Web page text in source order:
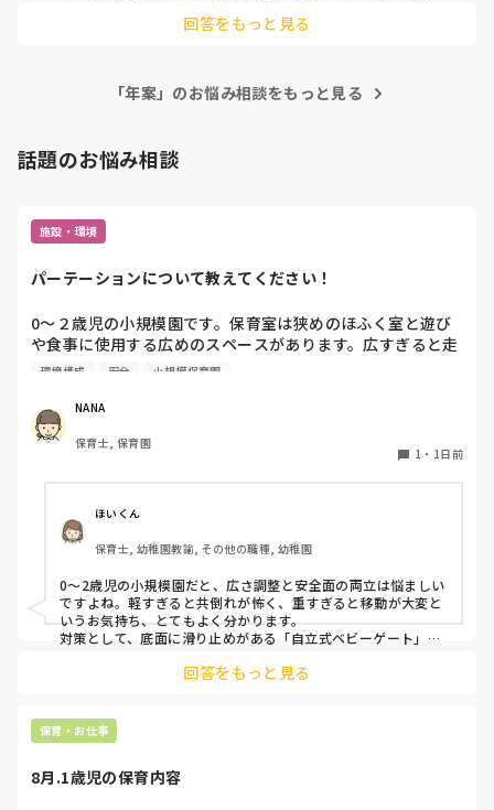
負担をするのが当たり前では？何故、正規のために少ない給料
よ！正直、そちらの正規さん、甘いです…
回答をもっと見る
「年案」のお悩み相談をもっと見る
話題のお悩み相談
施設・環境
パーテーションについて教えてください！
0〜２歳児の小規模園です。保育室は狭めのほふく室と遊び
や食事に使用する広めのスペースがあります。広すぎると走
り回ったりして落ち着かないので、活動によってパーテーシ
うな素材で軽いので、ちょっと体が当たると倒れたり、つか
まり立ちが不安定な子にとっては共倒れになったりで危険で
す。かと言って固定してしまうと活動によって柔軟に移動す
しっかりした重いものを置いていましたが、移動が大変で使
い勝手が悪く、子どもがぶつかって倒れた時に怖い思いをし
ました。
皆さんの園ではどんなもので工夫されていますか？
環境構成 安全 小規模保育園
NANA
保育士, 保育園
1 ・ 1日前
ほいくん
保育士, 幼稚園教諭, その他の職種, 幼稚園
0〜2歳児の小規模園だと、広さ調整と安全面の両立は悩ましい
ですよね。軽すぎると共倒れが怖く、重すぎると移動が大変と
いうお気持ち、とてもよく分かります。
対策として、底面に滑り止めがある「自立式ベビーゲート」な
た、ストッパー付きキャスターをつけたロー棚を仕切りにすれ
り、脚元に水入りペットボトルなどの重りを付けて補強してみ
てくださいね。安全で使いやすい方法が見つかるよう応援して
回答をもっと見る
保育・お仕事
8月.1歳児の保育内容